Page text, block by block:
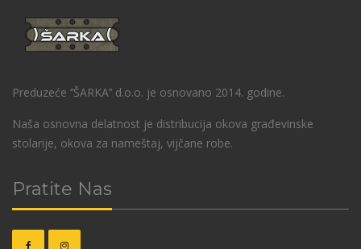
Preduzeće ‘’ŠARKA’’ d.o.o. je osnovano 2014. godine.
Naša osnovna delatnost je distribucija okova građevinske
stolarije, okova za nameštaj, vijčane robe.
Pratite Nas